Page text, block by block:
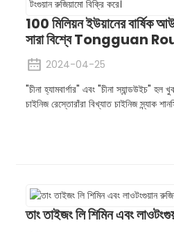
100 মিলিয়ন ইউয়ানের বার্ষিক
সারা বিশ্বে Tongguan
2024-04-25
"চীনা হ্যামবার্গার" এবং "চীনা স্যান্ডউইচ" হল
চাইনিজ রেস্তোরাঁরা বিখ্যাত চাইনিজ স্ন্যাক
তাং তাইজং লি শিমিন এবং